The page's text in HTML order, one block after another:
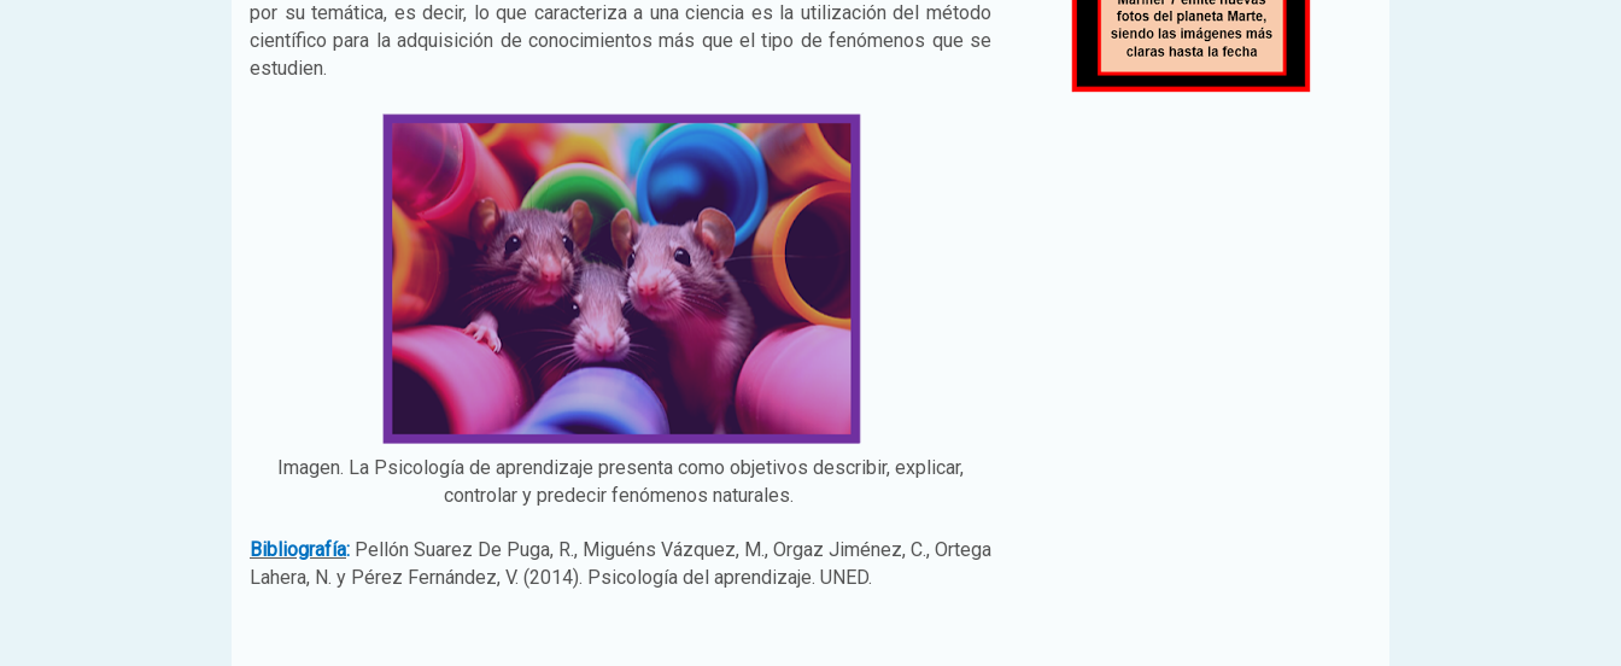
por su temática, es decir, lo que caracteriza a una ciencia es la utilización del método
científico para la adquisición de conocimientos más que el tipo de fenómenos que se
estudien.
Imagen. La Psicología de aprendizaje presenta como objetivos describir, explicar,
controlar y predecir fenómenos naturales.
Bibliografía: Pellón Suarez De Puga, R., Miguéns Vázquez, M., Orgaz Jiménez, C., Ortega
Lahera, N. y Pérez Fernández, V. (2014). Psicología del aprendizaje. UNED.